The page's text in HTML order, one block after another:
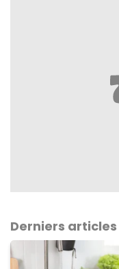
Derniers articles